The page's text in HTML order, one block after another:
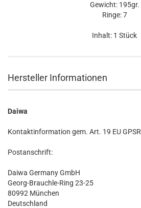
Gewicht: 195gr.
Ringe: 7
Inhalt: 1 Stück
Hersteller Informationen
Daiwa
Kontaktinformation gem. Art. 19 EU GPSR
Postanschrift:
Daiwa Germany GmbH
Georg-Brauchle-Ring 23-25
80992 München
Deutschland